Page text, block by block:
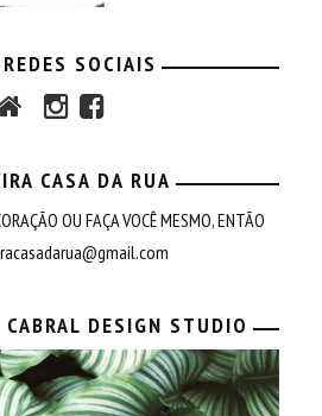
SOCIAIS
CASA DA RUA
OU FAÇA VOCÊ MESMO, ENTÃO
DESIGN STUDIO